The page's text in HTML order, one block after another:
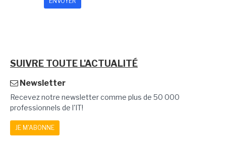
SUIVRE TOUTE L'ACTUALITÉ
Newsletter
Recevez notre newsletter comme plus de 50 000
professionnels de l'IT!
JE M'ABONNE